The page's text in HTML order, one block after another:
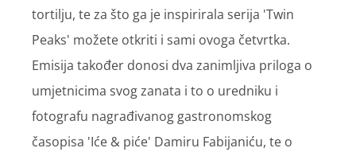
tortilju, te za što ga je inspirirala serija 'Twin
Peaks' možete otkriti i sami ovoga četvrtka.
Emisija također donosi dva zanimljiva priloga o
umjetnicima svog zanata i to o uredniku i
fotografu nagrađivanog gastronomskog
časopisa 'Iće & piće' Damiru Fabijaniću, te o